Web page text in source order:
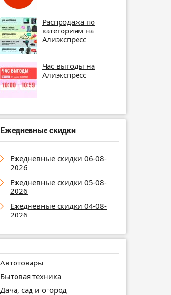
Распродажа по
категориям на
Алиэкспресс
Час выгоды на
Алиэкспресс
Ежедневные скидки
Ежедневные скидки 06-08-
2026
Ежедневные скидки 05-08-
2026
Ежедневные скидки 04-08-
2026
Автотовары
Бытовая техника
Дача, сад и огород